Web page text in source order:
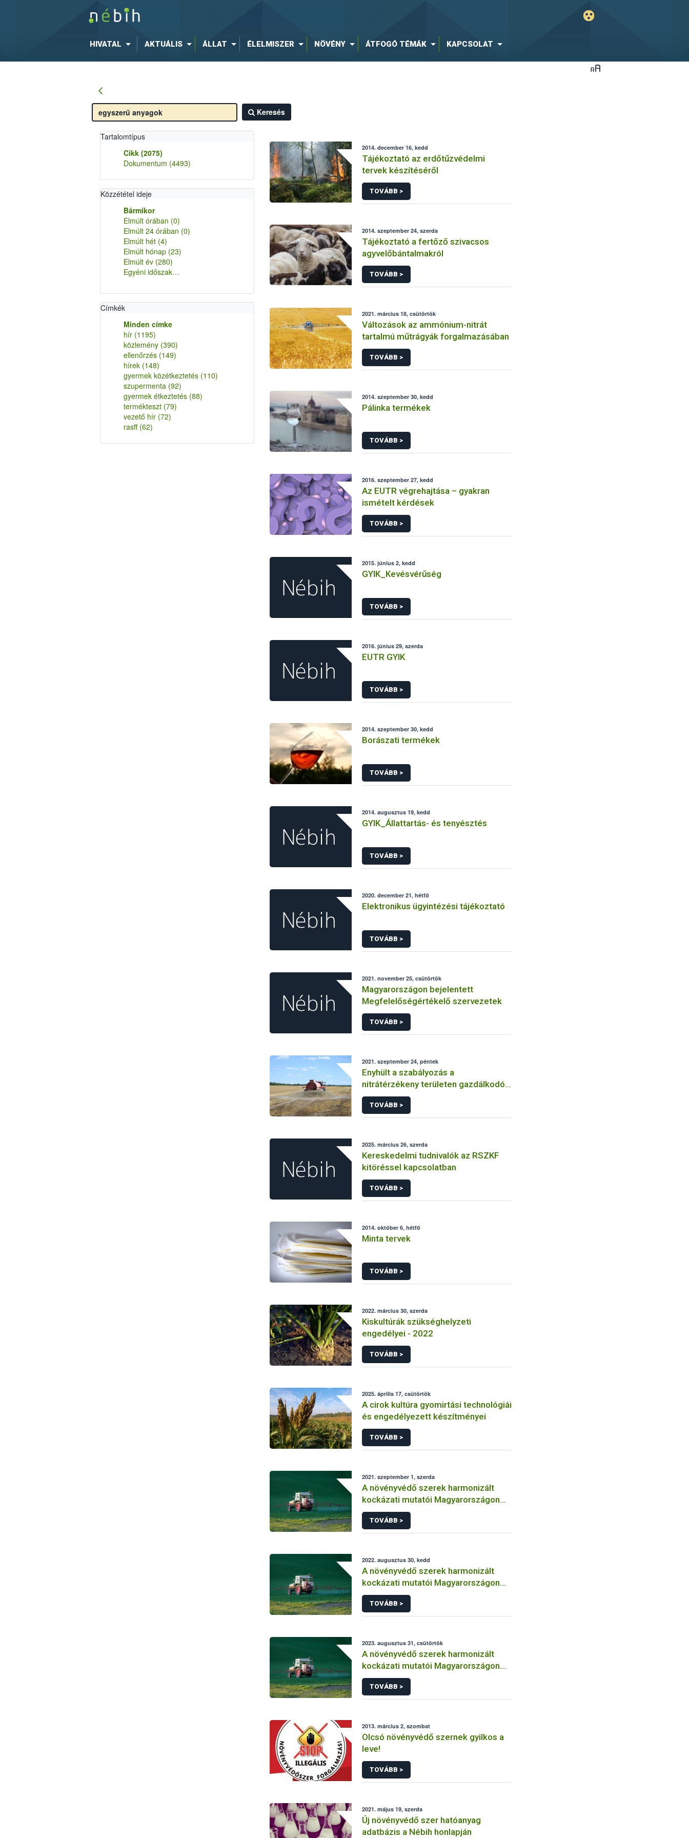
HIVATAL AKTUÁLIS ÁLLAT ÉLELMISZER NÖVÉNY ÁTFOGÓ TÉMÁK KAPCSOLAT
Keresés
Tartalomtípus
Cikk (2075)
Dokumentum (4493)
Közzététel ideje
Bármikor
Elmúlt órában (0)
Elmúlt 24 órában (0)
Elmúlt hét (4)
Elmúlt hónap (23)
Elmúlt év (280)
Egyéni időszak…
Címkék
Minden címke
hír (1195)
közlemény (390)
ellenőrzés (149)
hírek (148)
gyermek közétkeztetés (110)
szupermenta (92)
gyermek étkeztetés (88)
termékteszt (79)
vezető hír (72)
rasff (62)
2014. december 16, kedd
Tájékoztató az erdőtűzvédelmi
tervek készítéséről
TOVÁBB >
2014. szeptember 24, szerda
Tájékoztató a fertőző szivacsos
agyvelőbántalmakról
TOVÁBB >
2021. március 18, csütörtök
Változások az ammónium-nitrát
tartalmú műtrágyák forgalmazásában
TOVÁBB >
2014. szeptember 30, kedd
Pálinka termékek
TOVÁBB >
2016. szeptember 27, kedd
Az EUTR végrehajtása – gyakran
ismételt kérdések
TOVÁBB >
2015. június 2, kedd
GYIK_Kevésvérűség
TOVÁBB >
2016. június 29, szerda
EUTR GYIK
TOVÁBB >
2014. szeptember 30, kedd
Borászati termékek
TOVÁBB >
2014. augusztus 19, kedd
GYIK_Állattartás- és tenyésztés
TOVÁBB >
2020. december 21, hétfő
Elektronikus ügyintézési tájékoztató
TOVÁBB >
2021. november 25, csütörtök
Magyarországon bejelentett
Megfelelőségértékelő szervezetek
TOVÁBB >
2021. szeptember 24, péntek
Enyhült a szabályozás a
nitrátérzékeny területen gazdálkodók
esetében
TOVÁBB >
2025. március 26, szerda
Kereskedelmi tudnivalók az RSZKF
kitöréssel kapcsolatban
TOVÁBB >
2014. október 6, hétfő
Minta tervek
TOVÁBB >
2022. március 30, szerda
Kiskultúrák szükséghelyzeti
engedélyei - 2022
TOVÁBB >
2025. április 17, csütörtök
A cirok kultúra gyomirtási technológiái
és engedélyezett készítményei
TOVÁBB >
2021. szeptember 1, szerda
A növényvédő szerek harmonizált
kockázati mutatói Magyarországon
(2011-2019)
TOVÁBB >
2022. augusztus 30, kedd
A növényvédő szerek harmonizált
kockázati mutatói Magyarországon
(2011-2020) Másolat 1
TOVÁBB >
2023. augusztus 31, csütörtök
A növényvédő szerek harmonizált
kockázati mutatói Magyarországon
(2011-2020)
TOVÁBB >
2013. március 2, szombat
Olcsó növényvédő szernek gyilkos a
leve!
TOVÁBB >
2021. május 19, szerda
Új növényvédő szer hatóanyag
adatbázis a Nébih honlapján